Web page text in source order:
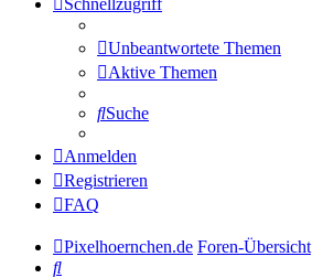
Schnellzugriff
Unbeantwortete Themen
Aktive Themen
Suche
Anmelden
Registrieren
FAQ
Pixelhoernchen.de Foren-Übersicht
Suche